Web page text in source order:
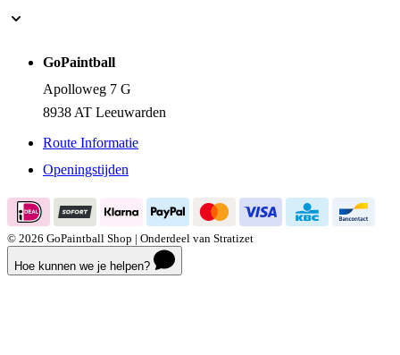
GoPaintball
Apolloweg 7 G
8938 AT Leeuwarden
Route Informatie
Openingstijden
© 2026 GoPaintball Shop | Onderdeel van Stratizet
Hoe kunnen we je helpen?